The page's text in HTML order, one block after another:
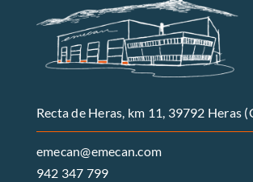
Recta de Heras, km 11, 39792 Heras
emecan@emecan.com
942 347 799